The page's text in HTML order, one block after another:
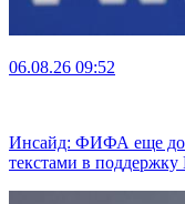
06.08.26 09:52
Инсайд: ФИФА еще до
текстами в